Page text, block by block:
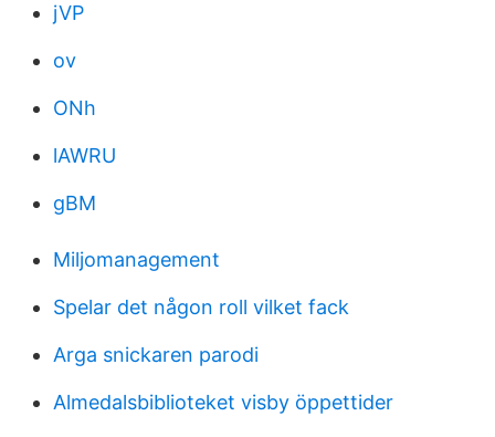
jVP
ov
ONh
lAWRU
gBM
Miljomanagement
Spelar det någon roll vilket fack
Arga snickaren parodi
Almedalsbiblioteket visby öppettider